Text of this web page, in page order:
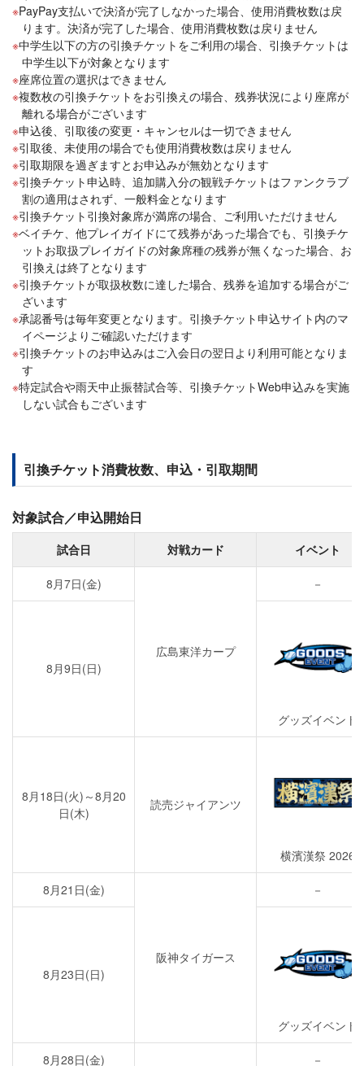
PayPay支払いで決済が完了しなかった場合、使用消費枚数は戻
ります。決済が完了した場合、使用消費枚数は戻りません
中学生以下の方の引換チケットをご利用の場合、引換チケットは
中学生以下が対象となります
座席位置の選択はできません
複数枚の引換チケットをお引換えの場合、残券状況により座席が
離れる場合がございます
申込後、引取後の変更・キャンセルは一切できません
引取後、未使用の場合でも使用消費枚数は戻りません
引取期限を過ぎますとお申込みが無効となります
引換チケット申込時、追加購入分の観戦チケットはファンクラブ
割の適用はされず、一般料金となります
引換チケット引換対象席が満席の場合、ご利用いただけません
ベイチケ、他プレイガイドにて残券があった場合でも、引換チケ
ットお取扱プレイガイドの対象席種の残券が無くなった場合、お
引換えは終了となります
引換チケットが取扱枚数に達した場合、残券を追加する場合がご
ざいます
承認番号は毎年変更となります。引換チケット申込サイト内のマ
イページよりご確認いただけます
引換チケットのお申込みはご入会日の翌日より利用可能となりま
す
特定試合や雨天中止振替試合等、引換チケットWeb申込みを実施
しない試合もございます
引換チケット消費枚数、申込・引取期間
対象試合／申込開始日
試合日 対戦カード イベント
8月7日(金)
広島東洋カープ
－
8月9日(日)
グッズイベント
8月18日(火)～8月20
日(木)
読売ジャイアンツ
横濱漢祭 2026
8月21日(金)
阪神タイガース
－
8月23日(日)
グッズイベント
8月28日(金) －